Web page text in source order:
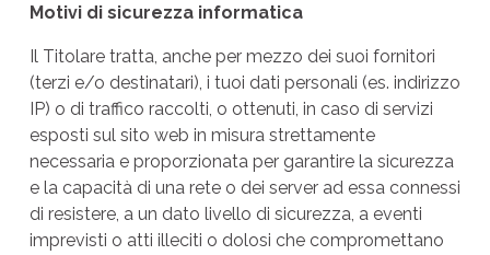
Motivi di sicurezza informatica
Il Titolare tratta, anche per mezzo dei suoi fornitori
(terzi e/o destinatari), i tuoi dati personali (es. indirizzo
IP) o di traffico raccolti, o ottenuti, in caso di servizi
esposti sul sito web in misura strettamente
necessaria e proporzionata per garantire la sicurezza
e la capacità di una rete o dei server ad essa connessi
di resistere, a un dato livello di sicurezza, a eventi
imprevisti o atti illeciti o dolosi che compromettano